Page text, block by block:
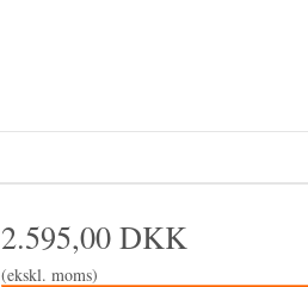
2.595,00 DKK
(ekskl. moms)